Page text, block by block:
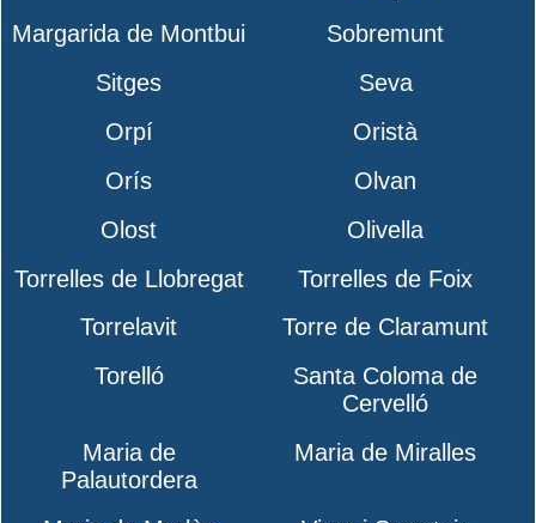
Margarida de Montbui
Sobremunt
Sitges
Seva
Orpí
Oristà
Orís
Olvan
Olost
Olivella
Torrelles de Llobregat
Torrelles de Foix
Torrelavit
Torre de Claramunt
Torelló
Santa Coloma de
Cervelló
Maria de
Palautordera
Maria de Miralles